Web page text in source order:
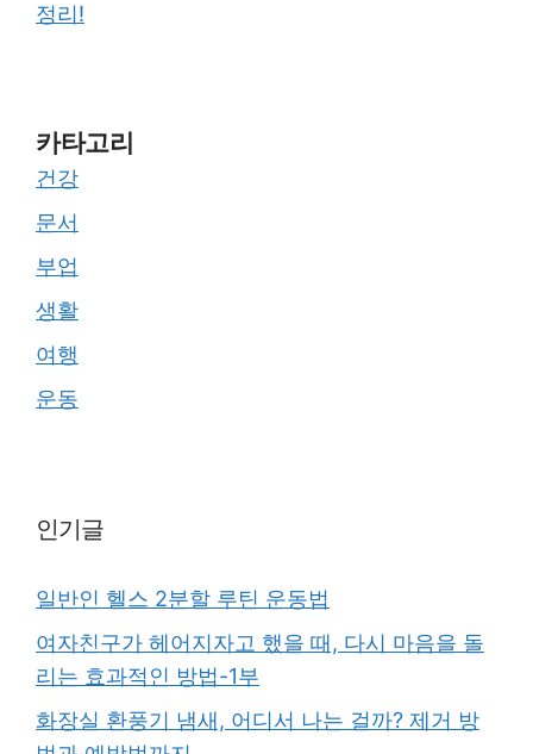
정리!
카타고리
건강
문서
부업
생활
여행
운동
인기글
일반인 헬스 2분할 루틴 운동법
여자친구가 헤어지자고 했을 때, 다시 마음을 돌
리는 효과적인 방법-1부
화장실 환풍기 냄새, 어디서 나는 걸까? 제거 방